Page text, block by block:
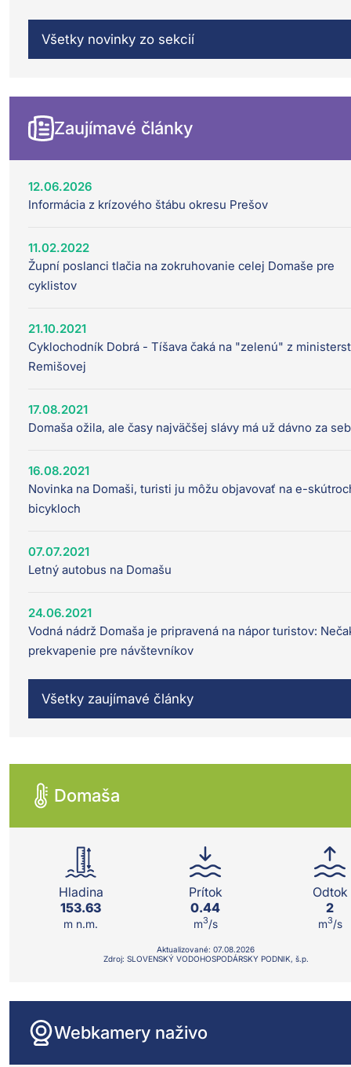
Všetky novinky zo sekcií
Zaujímavé články
12.06.2026
Informácia z krízového štábu okresu Prešov
11.02.2022
Župní poslanci tlačia na zokruhovanie celej Domaše pre
cyklistov
21.10.2021
Cyklochodník Dobrá - Tíšava čaká na "zelenú" z
Remišovej
17.08.2021
Domaša ožila, ale časy najväčšej slávy má už dávno za
16.08.2021
Novinka na Domaši, turisti ju môžu objavovať na e-
bicykloch
07.07.2021
Letný autobus na Domašu
24.06.2021
Vodná nádrž Domaša je pripravená na nápor turistov:
prekvapenie pre návštevníkov
Všetky zaujímavé články
Domaša
Hladina
153.63
m n.m.
Prítok
0.44
m3/s
Odtok
2
m3/s
Aktualizované: 07.08.2026
Zdroj: SLOVENSKÝ VODOHOSPODÁRSKY PODNIK, š.p.
Webkamery naživo